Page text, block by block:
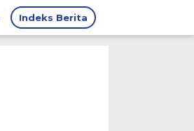
Indeks Berita